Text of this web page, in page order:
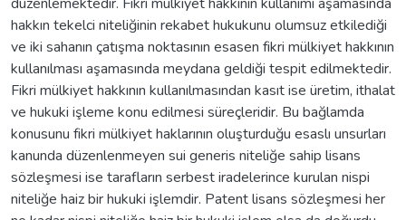
hakkın tekelci niteliğinin rekabet hukukunu olumsuz etkilediği
ve iki sahanın çatışma noktasının esasen fikri mülkiyet hakkının
kullanılması aşamasında meydana geldiği tespit edilmektedir.
Fikri mülkiyet hakkının kullanılmasından kasıt ise üretim, ithalat
ve hukuki işleme konu edilmesi süreçleridir. Bu bağlamda
konusunu fikri mülkiyet haklarının oluşturduğu esaslı unsurları
kanunda düzenlenmeyen sui generis niteliğe sahip lisans
sözleşmesi ise tarafların serbest iradelerince kurulan nispi
niteliğe haiz bir hukuki işlemdir. Patent lisans sözleşmesi her